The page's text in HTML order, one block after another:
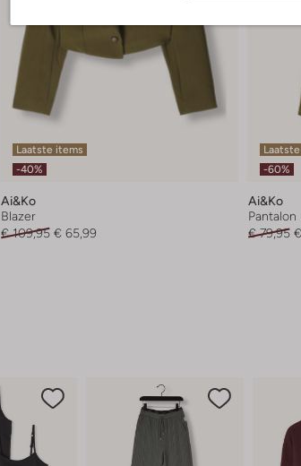
Laatste items
-40%
Ai&ko
Blazer
€ 109,95 € 65,99
-60%
Ai&ko
Pantalon
€ 79,95